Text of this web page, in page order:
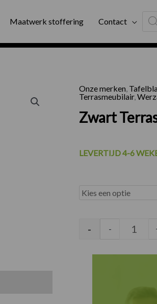
Maatwerk stoffering Contact
twee werkdagen geleverd
Onze merken,
Terrasmeubilair,
Zwart
LEVERTIJD 4-6
Zwart
- -